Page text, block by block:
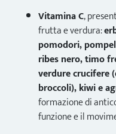
Vitamina C,
frutta e verdura:
pomodori,
ribes nero, timo
verdure crucifere
broccoli), kiwi e
formazione di
funzione e il